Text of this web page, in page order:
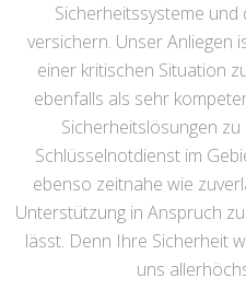
Sicherheitssysteme
versichern. Unser Anliegen
einer kritischen Situation
ebenfalls als sehr
Sicherheitslösungen
Schlüsselnotdienst im
ebenso zeitnahe wie
Unterstützung in Anspruch
lässt. Denn Ihre Sicherheit
uns